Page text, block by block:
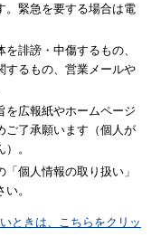
。緊急を要する場合は電
誹謗・中傷するもの、
するもの、営業メールや
を広報紙やホームページ
ご了承願います（個人が
。
個人情報の取り扱い」
。
ときは、こちらをクリッ